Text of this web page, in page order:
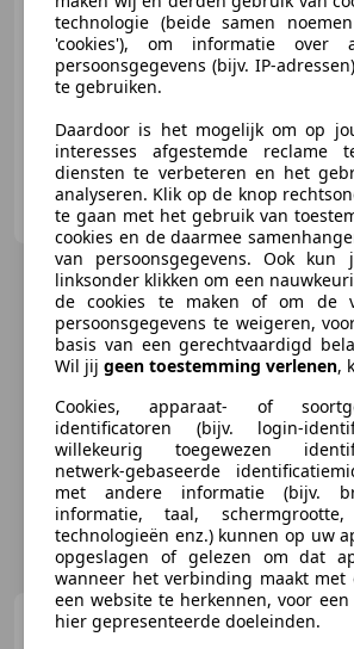
04/2014 139.376 km Benzine
van der Kolk auto's
NL-7711 EP NIEUWLEUSEN
SEAT
technologie (beide samen
'cookies'), om informatie over
persoonsgegevens (bijv. IP-
te gebruiken.
Daardoor is het mogelijk om op
interesses afgestemde reclame
diensten te verbeteren en het
analyseren. Klik op de knop
te gaan met het gebruik van
cookies en de daarmee
van persoonsgegevens. Ook
linksonder klikken om een
de cookies te maken of om de
persoonsgegevens te weigeren,
basis van een gerechtvaardigd
Wil jij geen toestemming verlenen,
Cookies, apparaat- of
identificatoren (bijv. login-
willekeurig toegewezen
netwerk-gebaseerde
met andere informatie (bijv.
informatie, taal, schermgrootte,
technologieën enz.) kunnen op uw
opgeslagen of gelezen om dat
wanneer het verbinding maakt met
een website te herkennen, voor
hier gepresenteerde doeleinden.